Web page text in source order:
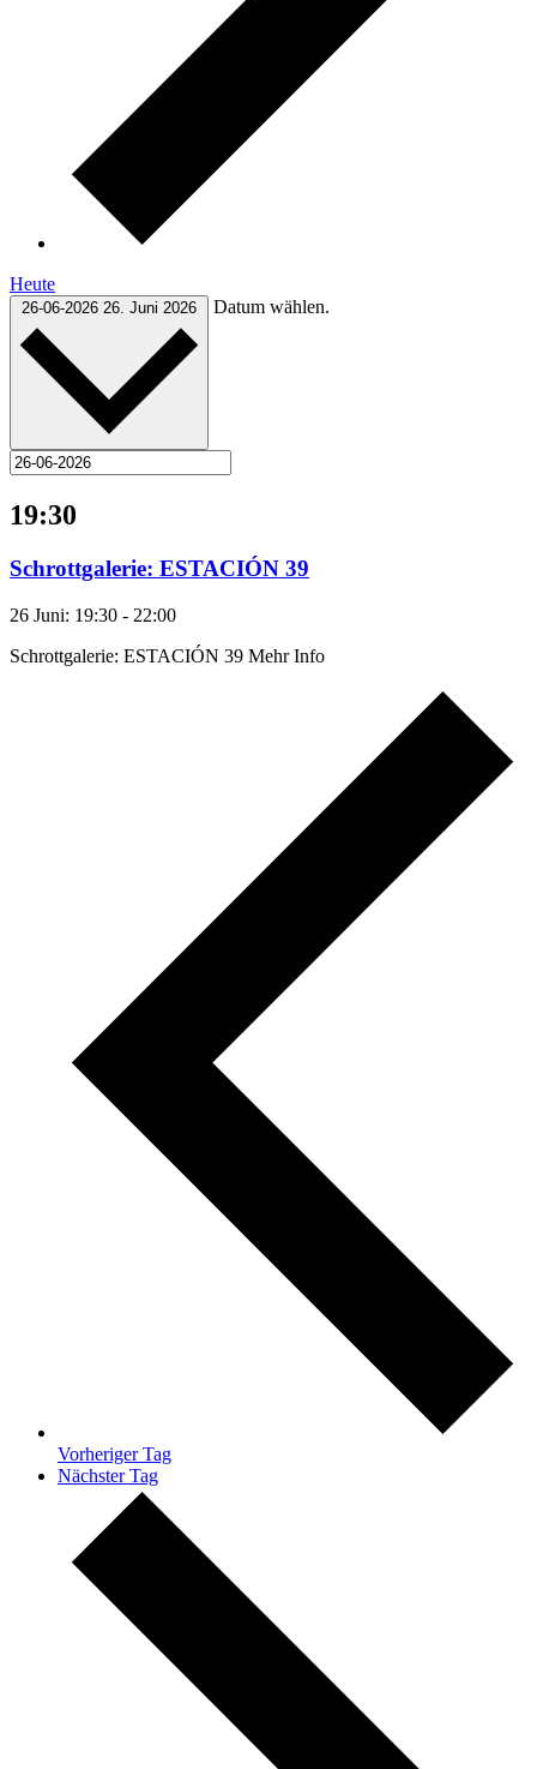
Heute
26-06-2026 26. Juni 2026 Datum wählen.
19:30
Schrottgalerie: ESTACIÓN 39
26 Juni: 19:30 - 22:00
Schrottgalerie: ESTACIÓN 39 Mehr Info
Vorheriger Tag
Nächster Tag